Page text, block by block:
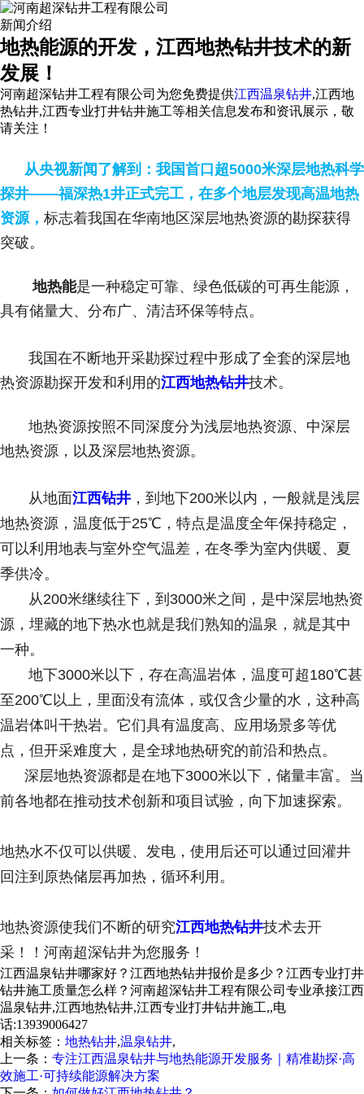
新闻介绍
地热能源的开发，江西地热钻井技术的新
发展！
河南超深钻井工程有限公司为您免费提供江西温泉钻井,江西地
热钻井,江西专业打井钻井施工等相关信息发布和资讯展示，敬
请关注！
从央视新闻了解到：我国首口超5000米深层地热科学
探井——福深热1井正式完工，在多个地层发现高温地热
资源， 标志着我国在华南地区深层地热资源的勘探获得
突破。
地热能是一种稳定可靠、绿色低碳的可再生能源，
具有储量大、分布广、清洁环保等特点。
我国在不断地开采勘探过程中形成了全套的深层地
热资源勘探开发和利用的江西地热钻井技术。
地热资源按照不同深度分为浅层地热资源、中深层
地热资源，以及深层地热资源。
从地面江西钻井 ，到地下200米以内，一般就是浅层
地热资源，温度低于25℃，特点是温度全年保持稳定，
可以利用地表与室外空气温差，在冬季为室内供暖、夏
季供冷。
从200米继续往下，到3000米之间，是中深层地热资
源，埋藏的地下热水也就是我们熟知的温泉，就是其中
一种。
地下3000米以下，存在高温岩体，温度可超180℃甚
至200℃以上，里面没有流体，或仅含少量的水，这种高
温岩体叫干热岩。它们具有温度高、应用场景多等优
点，但开采难度大，是全球地热研究的前沿和热点。
深层地热资源都是在地下3000米以下，储量丰富。当
前各地都在推动技术创新和项目试验，向下加速探索。
地热水不仅可以供暖、发电，使用后还可以通过回灌井
回注到原热储层再加热，循环利用。
地热资源使我们不断的研究江西地热钻井技术去开
采！！河南超深钻井为您服务！
江西温泉钻井哪家好？江西地热钻井报价是多少？江西专业打井
钻井施工质量怎么样？河南超深钻井工程有限公司专业承接江西
温泉钻井,江西地热钻井,江西专业打井钻井施工,,电
话:13939006427
相关标签： 地热钻井,温泉钻井,
上一条： 专注江西温泉钻井与地热能源开发服务｜精准勘探·高
效施工·可持续能源解决方案